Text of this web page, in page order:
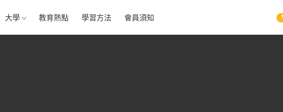
大學 教育熱點 學習方法 會員須知